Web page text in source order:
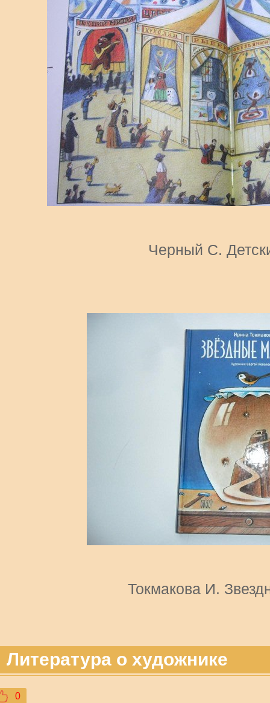
Черный С.
Токмакова И.
Литература о художнике
0